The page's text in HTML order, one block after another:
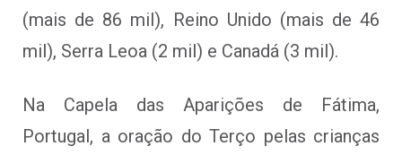
(mais de 86 mil), Reino Unido (mais de 46
mil), Serra Leoa (2 mil) e Canadá (3 mil).
Na Capela das Aparições de Fátima,
Portugal, a oração do Terço pelas crianças